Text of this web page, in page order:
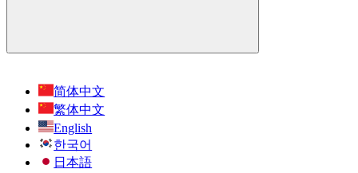
简体中文
繁体中文
English
한국어
日本語